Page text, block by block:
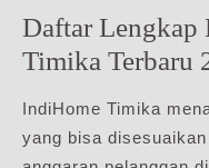
Daftar Lengkap
Timika Terbaru
IndiHome Timika
yang bisa